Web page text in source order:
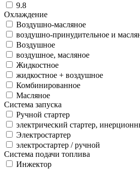
9.8
Охлаждение
Воздушно-масляное
воздушно-принудительное и
Воздушное
воздушное, масляное
Жидкостное
жидкостное + воздушное
Комбинированное
Масляное
Система запуска
Ручной стартер
электрический стартер,
Электростартер
электростартер / ручной
Система подачи топлива
Инжектор